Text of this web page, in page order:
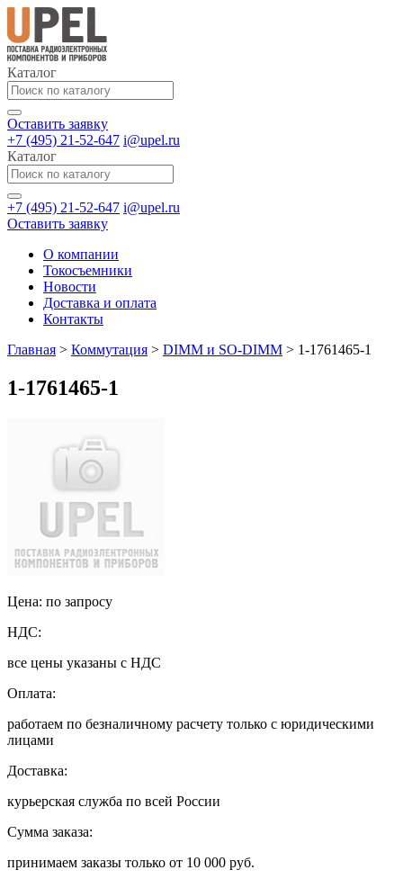
Каталог
Оставить заявку
+7 (495) 21-52-647 i@upel.ru
Каталог
+7 (495) 21-52-647 i@upel.ru
Оставить заявку
О компании
Токосъемники
Новости
Доставка и оплата
Контакты
Главная > Коммутация > DIMM и SO-DIMM > 1-1761465-1
1-1761465-1
Цена: по запросу
НДС:
все цены указаны с НДС
Оплата:
работаем по безналичному расчету только с юридическими
лицами
Доставка:
курьерская служба по всей России
Сумма заказа:
принимаем заказы только от 10 000 руб.